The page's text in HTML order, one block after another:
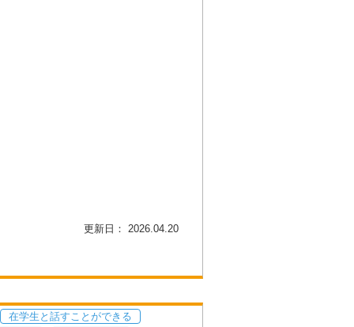
更新日： 2026.04.20
在学生と話すことができる